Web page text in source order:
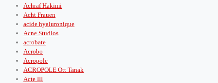
Achraf Hakimi
Acht Frauen
acide hyaluronique
Acne Studios
acrobate
Acrobo
Acropole
ACROPOLE Ott Tanak
Acte III